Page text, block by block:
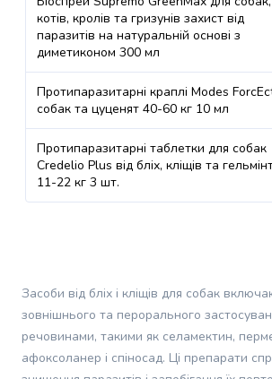
Вітаміни
для
собак
Ветпрепарати
для
собак
Будинок
та
відпочинок
собак
собак
Дорожні
поїлки
(ТЦ ВАМ), Зона видачі
онлайн замовлень
Нд 08:00-
22:00
м. Львів, вул. Сахарова
академіка, 45,
Тютюнова каса
Пн, Вт, Ср,
Чт, Пт, Сб,
Нд 08:00-
м. Львів, вул. Садова,
Пн, Вт, Ср,
Тютюнова каса
Нд 08:00-
22:00
м. Львів, просп.
Чорновола В'ячеслава,
Пн, Вт, Ср,
Чт, Пт, Сб,
Нд 08:00-
котів, кролів та гризунів захист від
паразитів на натуральній основі з
диметиконом 300 мл
Протипаразитарні краплі Modes
собак та цуценят 40-60 кг 10 мл
Протипаразитарні таблетки для собак
Credelio Plus від бліх, кліщів та
11-22 кг 3 шт.
Засоби від бліх і кліщів для собак
зовнішнього та перорального
речовинами, такими як селамектин,
афоксоланер і спіносад. Ці препарати